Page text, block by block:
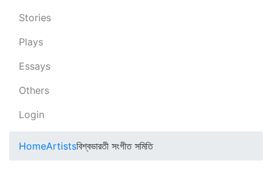
Stories
Plays
Essays
Others
Login
HomeArtistsবিশ্বভারতী সংগীত সমিতি